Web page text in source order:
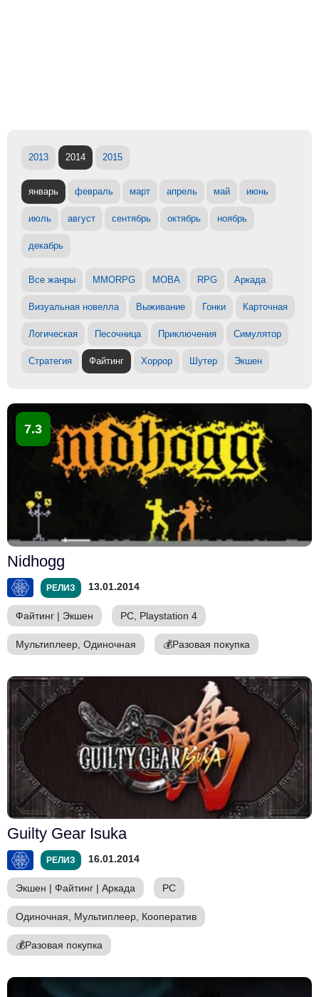
2013 2014 2015
январь февраль март апрель май июнь
июль август сентябрь октябрь ноябрь
декабрь
Все жанры MMORPG MOBA RPG Аркада
Визуальная новелла Выживание Гонки Карточная
Логическая Песочница Приключения Симулятор
Стратегия Файтинг Хоррор Шутер Экшен
7.3
Nidhogg
РЕЛИЗ 13.01.2014
Файтинг | Экшен PC, Playstation 4
Мультиплеер, Одиночная 💰Разовая покупка
Guilty Gear Isuka
РЕЛИЗ 16.01.2014
Экшен | Файтинг | Аркада PC
Одиночная, Мультиплеер, Кооператив
💰Разовая покупка